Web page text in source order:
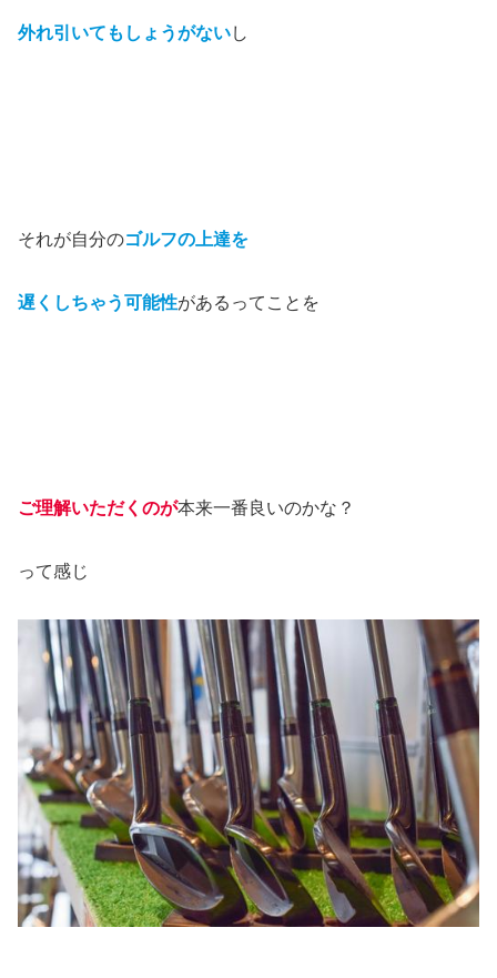
外れ引いてもしょうがないし
それが自分のゴルフの上達を
遅くしちゃう可能性があるってことを
ご理解いただくのが本来一番良いのかな？
って感じ